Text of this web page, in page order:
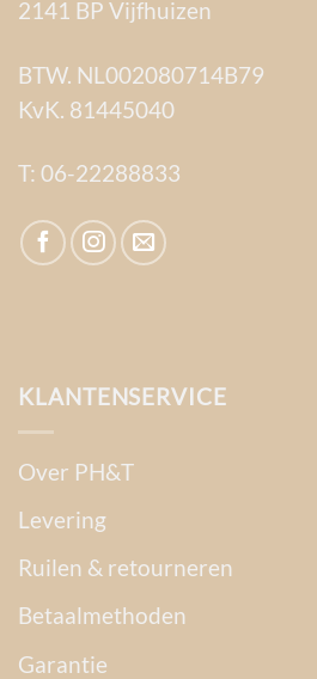
2141 BP Vijfhuizen
BTW. NL002080714B79
KvK. 81445040
T: 06-22288833
KLANTENSERVICE
Over PH&T
Levering
Ruilen & retourneren
Betaalmethoden
Garantie